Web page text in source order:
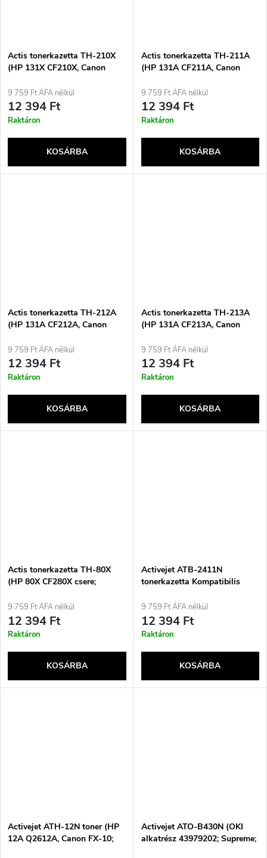
Actis tonerkazetta TH-210X
(HP 131X CF210X, Canon
2400 oldal; fekete)
9 759 Ft ÁFA nélkül
12 394 Ft
Raktáron
KOSÁRBA
Actis tonerkazetta TH-211A
(HP 131A CF211A, Canon
1800 oldal; kék)
9 759 Ft ÁFA nélkül
12 394 Ft
Raktáron
KOSÁRBA
Actis tonerkazetta TH-212A
(HP 131A CF212A, Canon
1800 oldal; sárga)
9 759 Ft ÁFA nélkül
12 394 Ft
Raktáron
KOSÁRBA
Actis tonerkazetta TH-213A
(HP 131A CF213A, Canon
standard; 1800 oldal; piros)
9 759 Ft ÁFA nélkül
12 394 Ft
Raktáron
KOSÁRBA
Actis tonerkazetta TH-80X
(HP 80X CF280X csere;
9 759 Ft ÁFA nélkül
12 394 Ft
Raktáron
KOSÁRBA
Activejet ATB-2411N
tonerkazetta Kompatibilis
9 759 Ft ÁFA nélkül
12 394 Ft
Raktáron
KOSÁRBA
Activejet ATH-12N toner (HP
12A Q2612A, Canon FX-10;
Activejet ATO-B430N (OKI
alkatrész 43979202; Supreme;